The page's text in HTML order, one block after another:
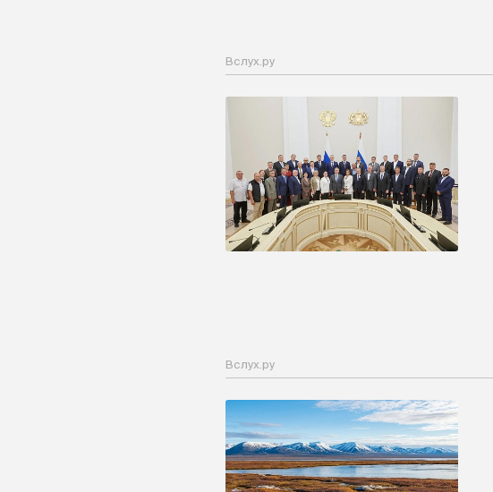
Вслух.ру
Вслух.ру